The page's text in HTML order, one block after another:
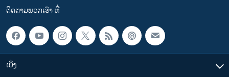
ຕິດຕາມພວກເຮົາ ທີ່
ເບິ່ງ